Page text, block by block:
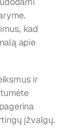
kad
apie
ir
įžvalgų.